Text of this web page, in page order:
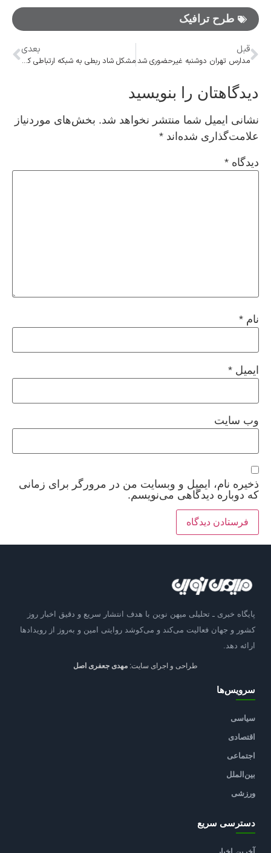
طرح ترافیک
قبل
مدارس تهران دو‌شنبه غیرحضوری شد
بعدی
مشکل شاد ربطی به شبکه ارتباطی کشور ندارد
دیدگاهتان را بنویسید
نشانی ایمیل شما منتشر نخواهد شد. بخش‌های موردنیاز
علامت‌گذاری شده‌اند *
دیدگاه *
نام *
ایمیل *
وب‌ سایت
ذخیره نام، ایمیل و وبسایت من در مرورگر برای زمانی
که دوباره دیدگاهی می‌نویسم.
پایگاه خبری ـ تحلیلی میهن نوین با هدف انتشار سریع و دقیق اخبار روز
کشور و جهان فعالیت می‌کند و می‌کوشد روایتی امین و به‌روز از رویدادها
ارائه دهد.
طراحی و اجرای سایت: مهدی جعفری اصل
سرویس‌ها
سیاسی
اقتصادی
اجتماعی
بین‌الملل
ورزشی
دسترسی سریع